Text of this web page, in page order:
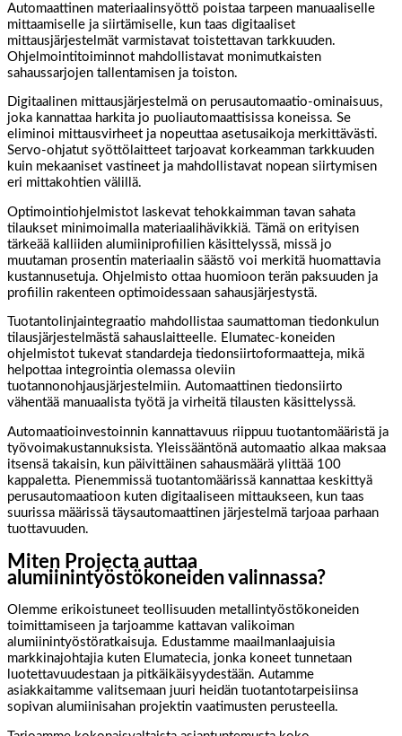
Automaattinen materiaalinsyöttö poistaa tarpeen manuaaliselle
mittaamiselle ja siirtämiselle, kun taas digitaaliset
mittausjärjestelmät varmistavat toistettavan tarkkuuden.
Ohjelmointitoiminnot mahdollistavat monimutkaisten
sahaussarjojen tallentamisen ja toiston.
Digitaalinen mittausjärjestelmä on perusautomaatio-ominaisuus,
joka kannattaa harkita jo puoliautomaattisissa koneissa. Se
eliminoi mittausvirheet ja nopeuttaa asetusaikoja merkittävästi.
Servo-ohjatut syöttölaitteet tarjoavat korkeamman tarkkuuden
kuin mekaaniset vastineet ja mahdollistavat nopean siirtymisen
eri mittakohtien välillä.
Optimointiohjelmistot laskevat tehokkaimman tavan sahata
tilaukset minimoimalla materiaalihävikkiä. Tämä on erityisen
tärkeää kalliiden alumiiniprofiilien käsittelyssä, missä jo
muutaman prosentin materiaalin säästö voi merkitä huomattavia
kustannusetuja. Ohjelmisto ottaa huomioon terän paksuuden ja
profiilin rakenteen optimoidessaan sahausjärjestystä.
Tuotantolinjaintegraatio mahdollistaa saumattoman tiedonkulun
tilausjärjestelmästä sahauslaitteelle. Elumatec-koneiden
ohjelmistot tukevat standardeja tiedonsiirtoformaatteja, mikä
helpottaa integrointia olemassa oleviin
tuotannonohjausjärjestelmiin. Automaattinen tiedonsiirto
vähentää manuaalista työtä ja virheitä tilausten käsittelyssä.
Automaatioinvestoinnin kannattavuus riippuu tuotantomääristä ja
työvoimakustannuksista. Yleissääntönä automaatio alkaa maksaa
itsensä takaisin, kun päivittäinen sahausmäärä ylittää 100
kappaletta. Pienemmissä tuotantomäärissä kannattaa keskittyä
perusautomaatioon kuten digitaaliseen mittaukseen, kun taas
suurissa määrissä täysautomaattinen järjestelmä tarjoaa parhaan
tuottavuuden.
Miten Projecta auttaa
alumiinintyöstökoneiden valinnassa?
Olemme erikoistuneet teollisuuden metallintyöstökoneiden
toimittamiseen ja tarjoamme kattavan valikoiman
alumiinintyöstöratkaisuja. Edustamme maailmanlaajuisia
markkinajohtajia kuten Elumatecia, jonka koneet tunnetaan
luotettavuudestaan ja pitkäikäisyydestään. Autamme
asiakkaitamme valitsemaan juuri heidän tuotantotarpeisiinsa
sopivan alumiinisahan projektin vaatimusten perusteella.